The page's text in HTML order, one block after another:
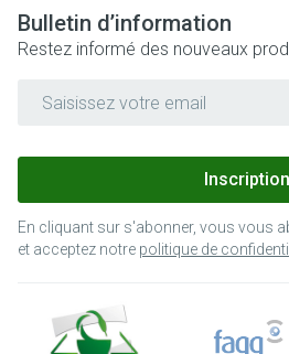
Bulletin d’information
Restez informé des nouveaux
Inscription
En cliquant sur s'abonner, vous vous
et acceptez notre politique de